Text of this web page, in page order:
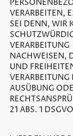
VERARBEITEN,
SEI DENN, WIR
VERARBEITUNG
NACHWEISEN,
UND
AUSÜBUNG
21 ABS. 1